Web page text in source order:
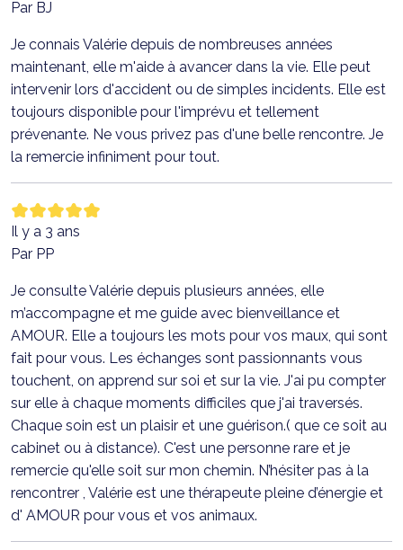
Par BJ
Je connais Valérie depuis de nombreuses années
maintenant, elle m'aide à avancer dans la vie. Elle peut
intervenir lors d'accident ou de simples incidents. Elle est
toujours disponible pour l'imprévu et tellement
prévenante. Ne vous privez pas d'une belle rencontre. Je
la remercie infiniment pour tout.
Il y a 3 ans
Par PP
Je consulte Valérie depuis plusieurs années, elle
m’accompagne et me guide avec bienveillance et
AMOUR. Elle a toujours les mots pour vos maux, qui sont
fait pour vous. Les échanges sont passionnants vous
touchent, on apprend sur soi et sur la vie. J'ai pu compter
sur elle à chaque moments difficiles que j'ai traversés.
Chaque soin est un plaisir et une guérison.( que ce soit au
cabinet ou à distance). C'est une personne rare et je
remercie qu'elle soit sur mon chemin. N’hésiter pas à la
rencontrer , Valérie est une thérapeute pleine d’énergie et
d' AMOUR pour vous et vos animaux.